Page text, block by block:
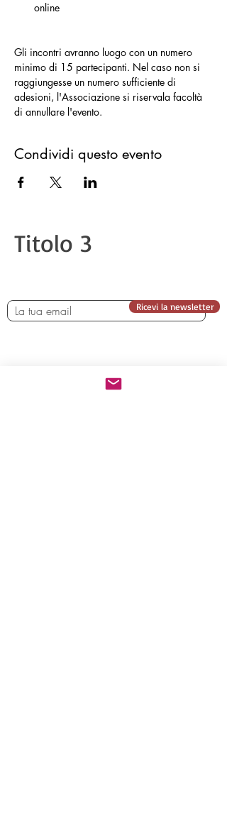
online
Gli incontri avranno luogo con un numero
minimo di 15 partecipanti. Nel caso non si
raggiungesse un numero sufficiente di
adesioni, l'Associazione si riservala facoltà
di annullare l'evento.
Condividi questo evento
Titolo 3
Ricevi la newsletter